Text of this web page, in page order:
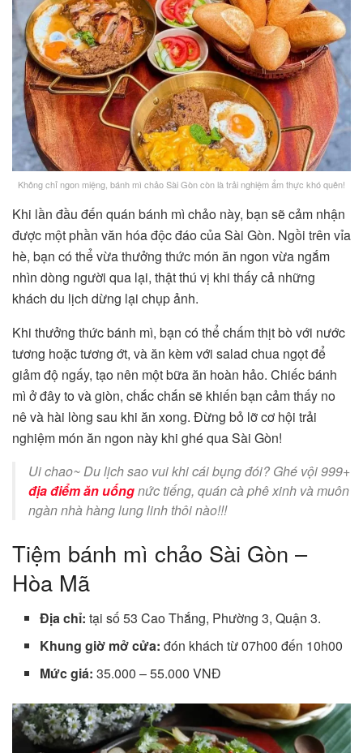
Không chỉ ngon miệng, bánh mì chảo Sài Gòn còn là trải nghiệm ẩm thực khó quên!
Khi lần đầu đến quán bánh mì chảo này, bạn sẽ cảm nhận
được một phần văn hóa độc đáo của Sài Gòn. Ngồi trên vỉa
hè, bạn có thể vừa thưởng thức món ăn ngon vừa ngắm
nhìn dòng người qua lại, thật thú vị khi thấy cả những
khách du lịch dừng lại chụp ảnh.
Khi thưởng thức bánh mì, bạn có thể chấm thịt bò với nước
tương hoặc tương ớt, và ăn kèm với salad chua ngọt để
giảm độ ngấy, tạo nên một bữa ăn hoàn hảo. Chiếc bánh
mì ở đây to và giòn, chắc chắn sẽ khiến bạn cảm thấy no
nê và hài lòng sau khi ăn xong. Đừng bỏ lỡ cơ hội trải
nghiệm món ăn ngon này khi ghé qua Sài Gòn!
Ui chao~ Du lịch sao vui khi cái bụng đói? Ghé vội 999+
địa điểm ăn uốngnức tiếng, quán cà phê xinh và muôn
ngàn nhà hàng lung linh thôi nào!!!
Tiệm bánh mì chảo Sài Gòn –
Hòa Mã
Địa chỉ:tại số 53 Cao Thắng, Phường 3, Quận 3.
Khung giờ mở cửa:đón khách từ 07h00 đến 10h00
Mức giá:35.000 – 55.000 VNĐ